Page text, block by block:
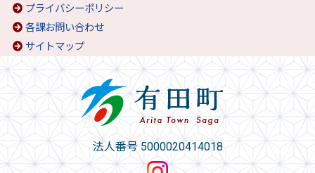
プライバシーポリシー
各課お問い合わせ
サイトマップ
法人番号 5000020414018